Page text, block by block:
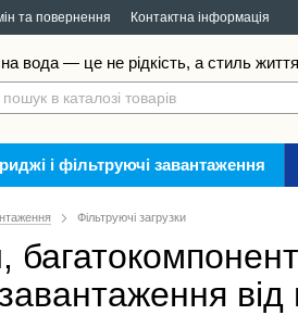
та повернення Контактна інформація
вода — це не рідкість, а стиль
і фільтруючі завантаження
Фільтруючі загрузки
від